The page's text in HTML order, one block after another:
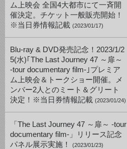
ム上映会 全国4大都市にて一斉開
催決定。チケット一般販売開始！
※当日券情報記載 (2023/01/17)
Blu-ray & DVD発売記念！2023/1/2
5(水)｢The Last Journey 47 ～扉～
-tour documentary film-｣プレミア
ム上映会＆トークショー開催。メ
ンバー2人とのミート＆グリート
決定！※当日券情報記載 (2023/01/24)
「The Last Journey 47 ～扉～ -tour
documentary film-」リリース記念
パネル展示実施！
(2023/01/23)